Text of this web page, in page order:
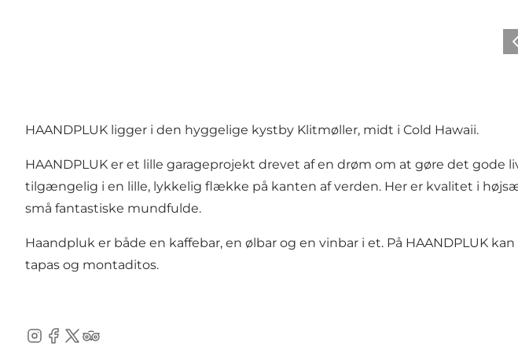
HAANDPLUK ligger i den hyggelige kystby Klitmøller, midt i Cold Hawaii.
HAANDPLUK er et lille garageprojekt drevet af en drøm om at gøre det
tilgængelig i en lille, lykkelig flække på kanten af verden. Her er kvalitet i
små fantastiske mundfulde.
Haandpluk er både en kaffebar, en ølbar og en vinbar i et. På HAANDPLUK
tapas og montaditos.